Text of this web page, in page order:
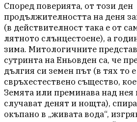
Според поверията, от този ден
продължителността на деня
(в действителност така е от
лятното слънцестоене), а
зима. Митологичните
сутринта на Еньовден са, че
дългия си земен път (в тях то
свръхестествено същество,
Земята или преминава над нея
случават денят и нощта),
окъпано в „живата вода“,